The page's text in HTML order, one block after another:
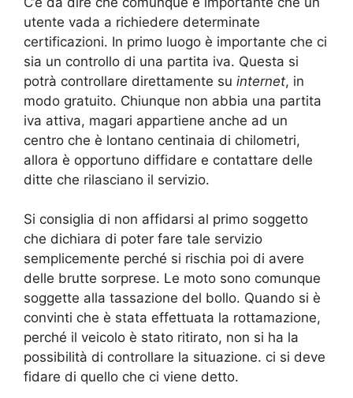
utente vada a richiedere determinate
certificazioni. In primo luogo è importante che ci
sia un controllo di una partita iva. Questa si
potrà controllare direttamente su internet, in
modo gratuito. Chiunque non abbia una partita
iva attiva, magari appartiene anche ad un
centro che è lontano centinaia di chilometri,
allora è opportuno diffidare e contattare delle
ditte che rilasciano il servizio.
Si consiglia di non affidarsi al primo soggetto
che dichiara di poter fare tale servizio
semplicemente perché si rischia poi di avere
delle brutte sorprese. Le moto sono comunque
soggette alla tassazione del bollo. Quando si è
convinti che è stata effettuata la rottamazione,
perché il veicolo è stato ritirato, non si ha la
possibilità di controllare la situazione. ci si deve
fidare di quello che ci viene detto.